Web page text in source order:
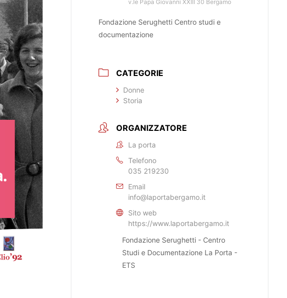
v.le Papa Giovanni XXIII 30 Bergamo
Fondazione Serughetti Centro studi e
documentazione
CATEGORIE
Donne
Storia
ORGANIZZATORE
La porta
Telefono
035 219230
Email
info@laportabergamo.it
Sito web
https://www.laportabergamo.it
Fondazione Serughetti - Centro
Studi e Documentazione La Porta -
ETS